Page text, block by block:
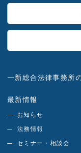
一新総合法律事務所
最新情報
お知らせ
法務情報
セミナー・相談会